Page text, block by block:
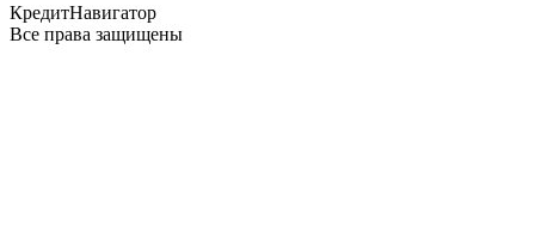
КредитНавигатор
Все права защищены